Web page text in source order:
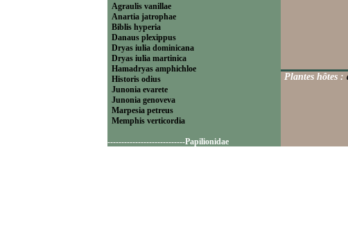
Agraulis vanillae
Anartia jatrophae
Biblis hyperia
Danaus plexippus
Dryas iulia dominicana
Dryas iulia martinica
Hamadryas amphichloe
Historis odius
Junonia evarete
Junonia genoveva
Marpesia petreus
Memphis verticordia
----------------------------Papilionidae
Plantes hôtes :